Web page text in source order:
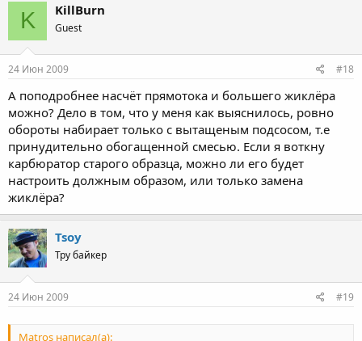
K KillBurn
Guest
24 Июн 2009 #18
А поподробнее насчёт прямотока и большего жиклёра
можно? Дело в том, что у меня как выяснилось, ровно
обороты набирает только с вытащеным подсосом, т.е
принудительно обогащенной смесью. Если я воткну
карбюратор старого образца, можно ли его будет
настроить должным образом, или только замена
жиклёра?
Tsoy
Тру байкер
24 Июн 2009 #19
Matros написал(а):